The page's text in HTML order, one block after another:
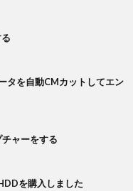
タを自動CMカットしてエン
ャーをする
を購入しました